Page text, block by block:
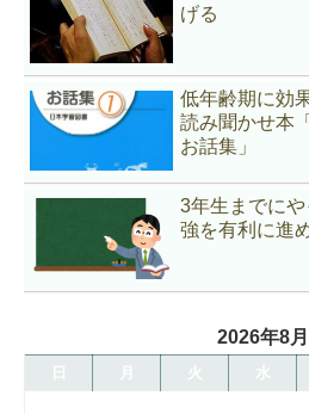
げる
低年齢期に効
読み聞かせ本
お話集」
3年生までに
強を有利に進
2026年8月
日 火 水